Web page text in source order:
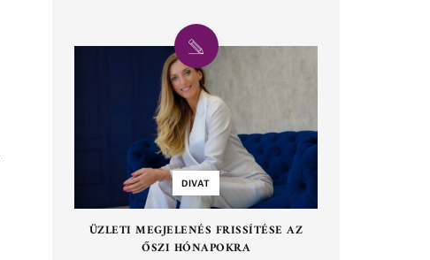
DIVAT
ÜZLETI MEGJELENÉS FRISSÍTÉSE AZ
ŐSZI HÓNAPOKRA